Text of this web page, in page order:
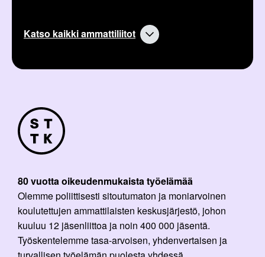
Katso kaikki ammattiliitot
80 vuotta oikeudenmukaista työelämää
Olemme poliittisesti sitoutumaton ja moniarvoinen
koulutettujen ammattilaisten keskusjärjestö, johon
kuuluu 12 jäsenliittoa ja noin 400 000 jäsentä.
Työskentelemme tasa-arvoisen, yhdenvertaisen ja